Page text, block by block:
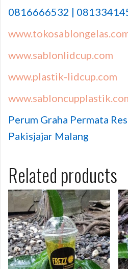
0816666532 |
www.sablonlidcup.com
www.plastik-lidcup.com
Perum Graha Permata
Pakisjajar Malang
Related products